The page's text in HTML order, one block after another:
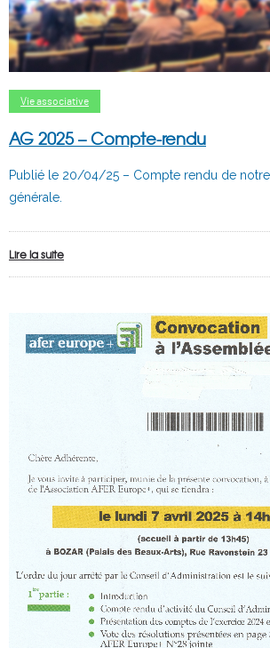
Vie associative
AG 2025 – Compte-rendu
Publié le 20/04/25 – Compte rendu de
générale.
Lire la suite